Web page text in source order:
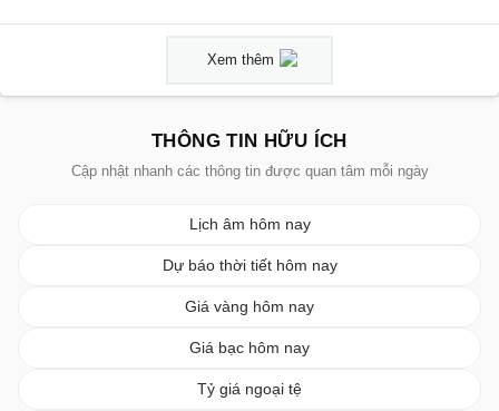
Xem thêm
THÔNG TIN HỮU ÍCH
Cập nhật nhanh các thông tin được quan tâm mỗi ngày
Lịch âm hôm nay
Dự báo thời tiết hôm nay
Giá vàng hôm nay
Giá bạc hôm nay
Tỷ giá ngoại tệ